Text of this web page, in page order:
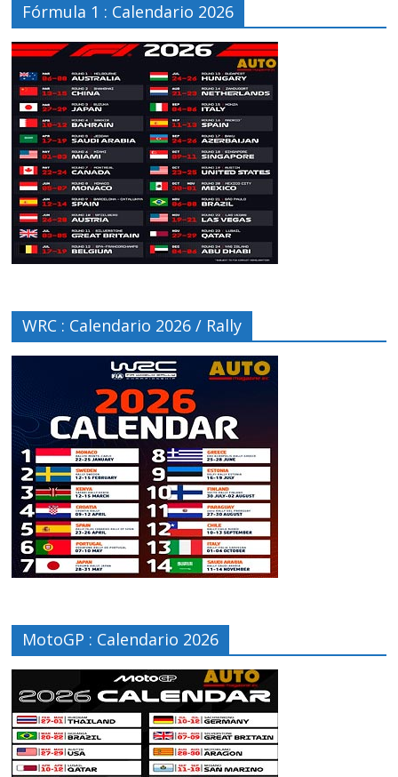
Fórmula 1 : Calendario 2026
WRC : Calendario 2026 / Rally
MotoGP : Calendario 2026